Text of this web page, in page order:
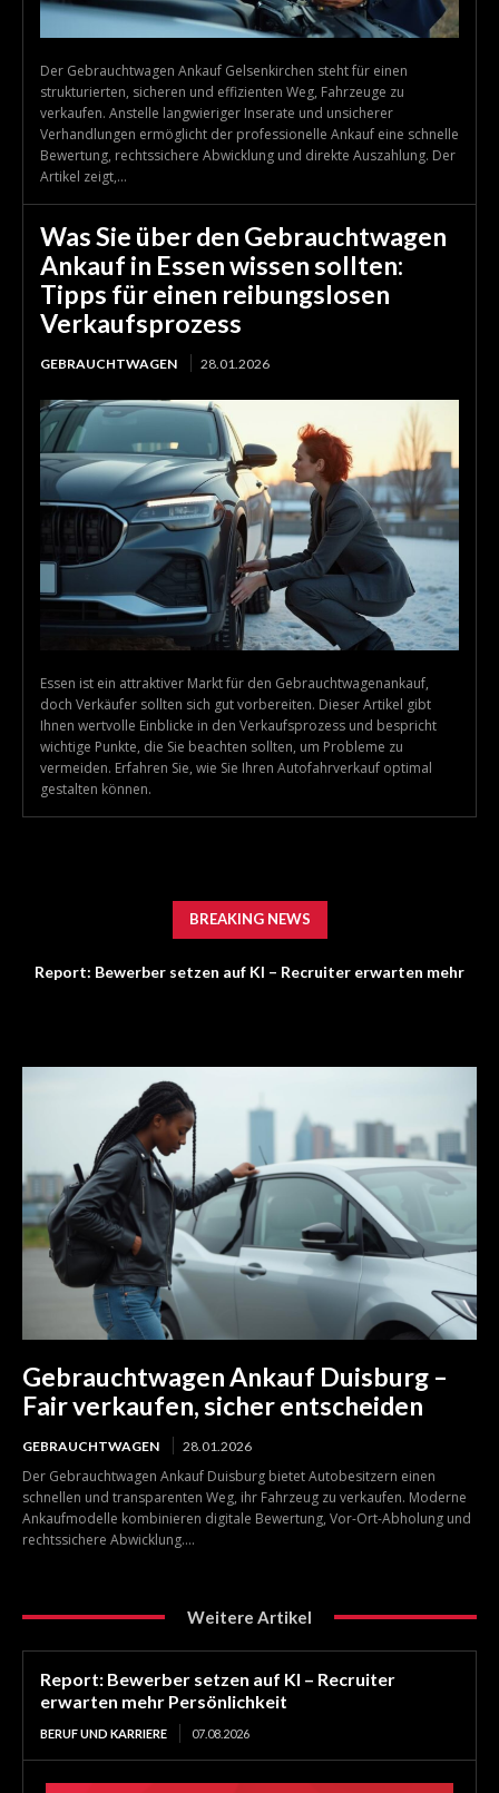
Der Gebrauchtwagen Ankauf Gelsenkirchen steht für einen
strukturierten, sicheren und effizienten Weg, Fahrzeuge zu
verkaufen. Anstelle langwieriger Inserate und unsicherer
Verhandlungen ermöglicht der professionelle Ankauf eine schnelle
Bewertung, rechtssichere Abwicklung und direkte Auszahlung. Der
Artikel zeigt,...
Was Sie über den Gebrauchtwagen
Ankauf in Essen wissen sollten:
Tipps für einen reibungslosen
Verkaufsprozess
GEBRAUCHTWAGEN 28.01.2026
Essen ist ein attraktiver Markt für den Gebrauchtwagenankauf,
doch Verkäufer sollten sich gut vorbereiten. Dieser Artikel gibt
Ihnen wertvolle Einblicke in den Verkaufsprozess und bespricht
wichtige Punkte, die Sie beachten sollten, um Probleme zu
vermeiden. Erfahren Sie, wie Sie Ihren Autofahrverkauf optimal
gestalten können.
BREAKING NEWS
Report: Bewerber setzen auf KI – Recruiter erwarten mehr
Gebrauchtwagen Ankauf Duisburg –
Fair verkaufen, sicher entscheiden
GEBRAUCHTWAGEN 28.01.2026
Der Gebrauchtwagen Ankauf Duisburg bietet Autobesitzern einen
schnellen und transparenten Weg, ihr Fahrzeug zu verkaufen. Moderne
Ankaufmodelle kombinieren digitale Bewertung, Vor-Ort-Abholung und
rechtssichere Abwicklung....
Weitere Artikel
Report: Bewerber setzen auf KI – Recruiter
erwarten mehr Persönlichkeit
BERUF UND KARRIERE 07.08.2026